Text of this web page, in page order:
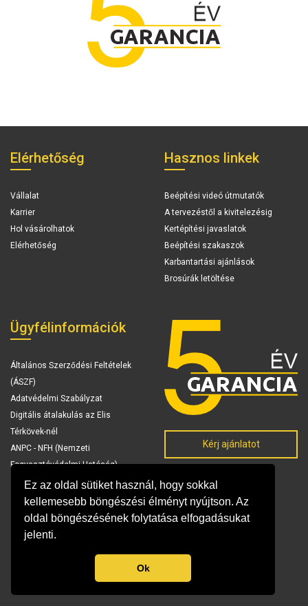
Ez az oldal sütiket használ, hogy sokkal
kellemesebb böngészési élményt nyújtson. Az
oldal böngészésének folytatása elfogadásukat
jelenti.
Ok
Elérhetőség
Vállalat
Karrier
Hol vásárolhatok
Elérhetőség
Hasznos linkek
Beépítési videó útmutatók
A tervezéstől a kivitelezésig
Kertépítési javaslatok
Beépítési szakaszok
Karbantartási ajánlások
Brosúrák letöltése
Ügyfélinformációk
Általános Szerződési Feltételek
(ÁSZF)
Adatvédelmi Szabályzat
Digitális átalakulás az Elis
Térkövek-nél
ANPC - NFH (Nemzeti
Fogyasztóvédelmi Hatóság)
Kérj ajánlatot
© Copyright 2026 Elis Térkövek